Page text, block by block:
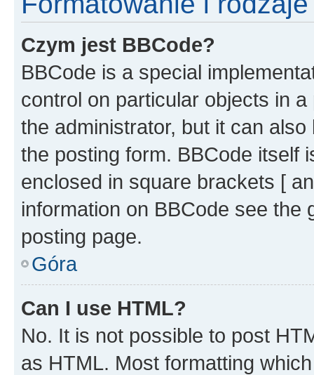
Czym jest BBCode?
BBCode is a special
control on particular objects in
the administrator, but it can
the posting form. BBCode itself
enclosed in square brackets [
information on BBCode see
posting page.
Góra
Can I use HTML?
No. It is not possible to post
as HTML. Most formatting